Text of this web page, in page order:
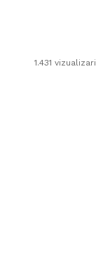
1.431 vizualizari